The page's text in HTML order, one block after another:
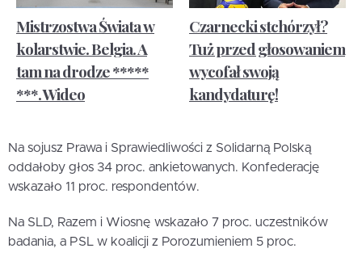
Mistrzostwa Świata w
kolarstwie. Belgia. A
tam na drodze *****
***. Wideo
Czarnecki stchórzył?
Tuż przed głosowaniem
wycofał swoją
kandydaturę!
Na sojusz Prawa i Sprawiedliwości z Solidarną Polską
oddałoby głos 34 proc. ankietowanych. Konfederację
wskazało 11 proc. respondentów.
Na SLD, Razem i Wiosnę wskazało 7 proc. uczestników
badania, a PSL w koalicji z Porozumieniem 5 proc.